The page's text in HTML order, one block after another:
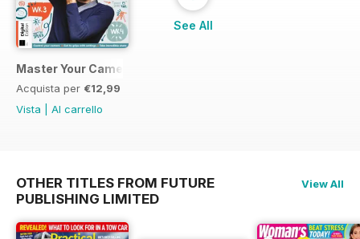
Master Your Camera in 4 Weeks
Acquista per €12,99
Vista
Al carrello
See All
OTHER TITLES FROM FUTURE
PUBLISHING LIMITED
View All